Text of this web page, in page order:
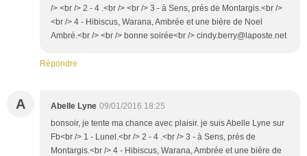
/> <br /> 2 - 4 .<br /> <br /> 3 - à Sens, prés de Montargis.<br />
<br /> 4 - Hibiscus, Warana, Ambrée et une bière de Noel
Ambré.<br /> <br /> bonne soirée<br /> cindy.berry@laposte.net
Répondre
A Abelle Lyne 09/01/2016 18:25
bonsoir, je tente ma chance avec plaisir. je suis Abelle Lyne sur
Fb<br /> 1 - Lunel.<br /> 2 - 4 .<br /> 3 - à Sens, prés de
Montargis.<br /> 4 - Hibiscus, Warana, Ambrée et une bière de